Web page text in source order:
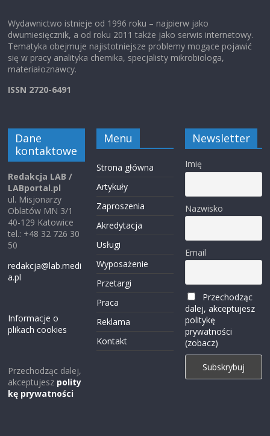
Wydawnictwo istnieje od 1996 roku – najpierw jako
dwumiesięcznik, a od roku 2011 także jako serwis internetowy.
Tematyka obejmuje najistotniejsze problemy mogące pojawić
się w pracy analityka chemika, specjalisty mikrobiologa,
materiałoznawcy.
ISSN 2720-6491
Dane
kontaktowe
Redakcja LAB /
LABportal.pl
ul. Misjonarzy
Oblatów MN 3/1
40-129 Katowice
tel.: +48 32 726 30
50
redakcja@lab.medi
a.pl
Informacje o
plikach cookies
Przechodząc dalej,
akceptujesz polity
kę prywatności
Menu
Strona główna
Artykuły
Zaproszenia
Akredytacja
Usługi
Wyposażenie
Przetargi
Praca
Reklama
Kontakt
Newsletter
Imię
Nazwisko
Email
Przechodząc
dalej, akceptujesz
politykę
prywatności
(zobacz)